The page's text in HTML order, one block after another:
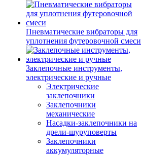
Пневматические вибраторы для
уплотнения футеровочной смеси
Заклепочные инструменты,
электрические и ручные
Электрические
заклепочники
Заклепочники
механические
Насадки-заклепочники на
дрели-шуруповерты
Заклепочники
аккумуляторные